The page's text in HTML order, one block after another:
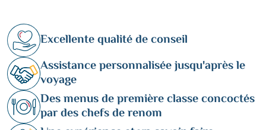
Excellente qualité de conseil
Assistance personnalisée jusqu'après le
voyage
Des menus de première classe concoctés
par des chefs de renom